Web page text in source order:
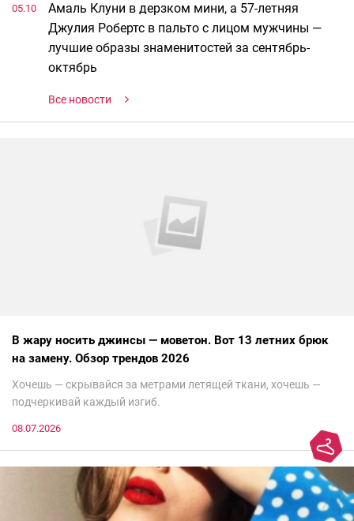
05.10
Амаль Клуни в дерзком мини, а 57-летняя
Джулия Робертс в пальто с лицом мужчины —
лучшие образы знаменитостей за сентябрь-
октябрь
Все новости
В жару носить джинсы — моветон. Вот 13 летних брюк
на замену. Обзор трендов 2026
Хочешь — скрывайся за метрами летящей ткани, хочешь —
подчеркивай каждый изгиб.
08.07.2026